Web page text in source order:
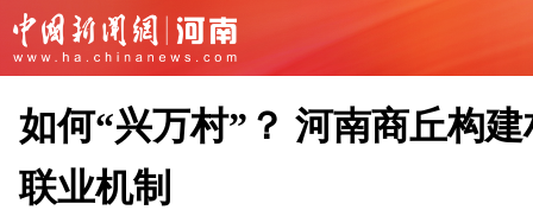
如何“兴万村”？ 河南商丘构
联业机制